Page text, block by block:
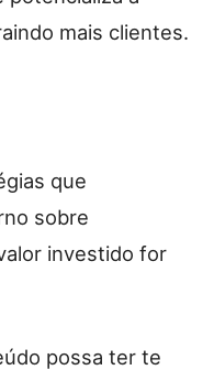
mais clientes.
que
sobre
investido for
possa ter te